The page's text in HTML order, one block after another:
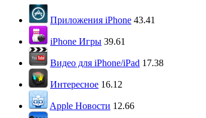
Приложения iPhone 43.41
iPhone Игры 39.61
Видео для iPhone/iPad 17.38
Интересное 16.12
Apple Новости 12.66